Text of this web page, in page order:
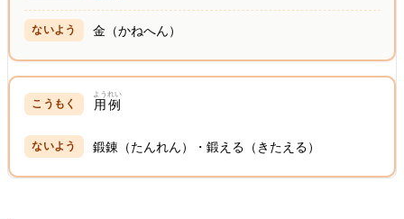
金（かねへん）
用例
ようれい
鍛錬（たんれん）・鍛える（きたえる）